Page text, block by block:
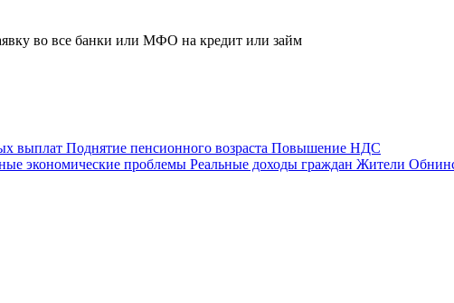
во все банки или МФО на кредит или займ
выплат Поднятие пенсионного возраста Повышение НДС
экономические проблемы Реальные доходы граждан Жители